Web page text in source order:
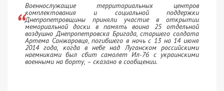
Военнослужащие территориальных центров
комплектования и социальной поддержки
Днепропетровщины приняли участие в открытии
мемориальной доски в память воина 25 отдельной
воздушно Днепропетровска Бригада, старшего солдата
Артема Санжаровця, погибшего в ночь с 13 на 14 июня
2014 года, когда в небе над Луганском российскими
наемниками был сбит самолет Ил-76 с украинскими
военными на борту, – сказано в сообщении.